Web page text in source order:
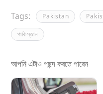
Tags: Pakistan
পাকিস্তান
আপনি এটাও পছন্দ করতে পারেন